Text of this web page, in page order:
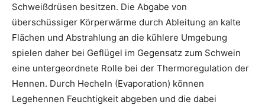
Schweißdrüsen besitzen. Die Abgabe von
überschüssiger Körperwärme durch Ableitung an kalte
Flächen und Abstrahlung an die kühlere Umgebung
spielen daher bei Geflügel im Gegensatz zum Schwein
eine untergeordnete Rolle bei der Thermoregulation der
Hennen. Durch Hecheln (Evaporation) können
Legehennen Feuchtigkeit abgeben und die dabei